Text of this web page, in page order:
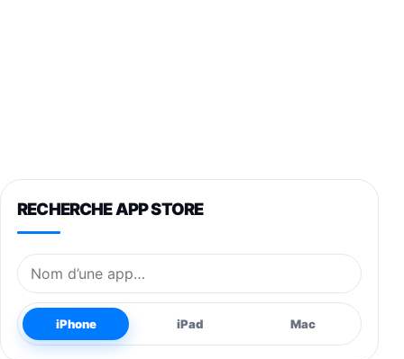
RECHERCHE APP STORE
Nom de l’application
iPhone iPad Mac